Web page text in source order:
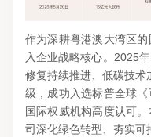
作为深耕粤港澳大湾区
入企业战略核心。2025
修复持续推进、低碳技术
级，成功入选标普全球
国际权威机构高度认可
司深化绿色转型、夯实可